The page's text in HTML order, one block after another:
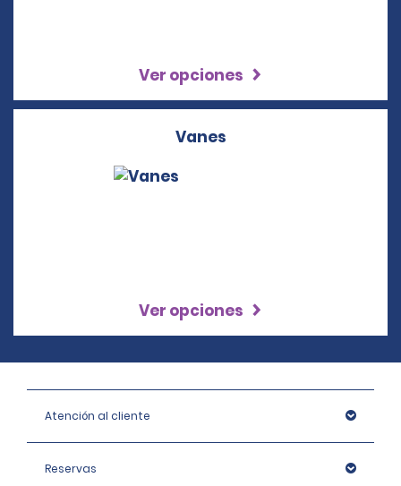
Ver opciones
Vanes
Ver opciones
Atención al cliente
Reservas